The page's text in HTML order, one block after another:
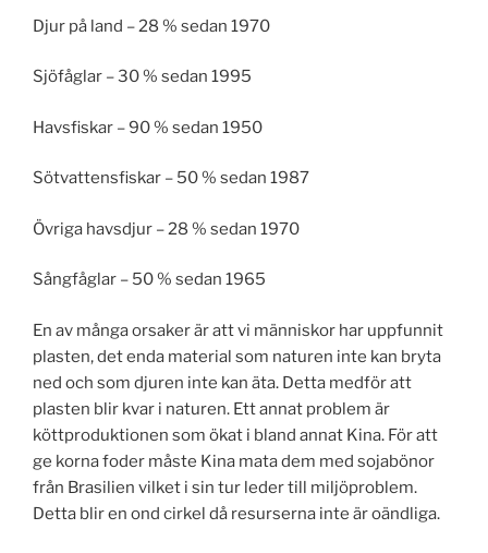
Djur på land – 28 % sedan 1970
Sjöfåglar – 30 % sedan 1995
Havsfiskar – 90 % sedan 1950
Sötvattensfiskar – 50 % sedan 1987
Övriga havsdjur – 28 % sedan 1970
Sångfåglar – 50 % sedan 1965
En av många orsaker är att vi människor har uppfunnit
plasten, det enda material som naturen inte kan bryta
ned och som djuren inte kan äta. Detta medför att
plasten blir kvar i naturen. Ett annat problem är
köttproduktionen som ökat i bland annat Kina. För att
ge korna foder måste Kina mata dem med sojabönor
från Brasilien vilket i sin tur leder till miljöproblem.
Detta blir en ond cirkel då resurserna inte är oändliga.